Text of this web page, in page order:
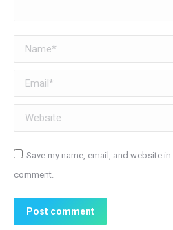
Name *
Email *
Website
Save my name, email, and website
comment.
Post comment